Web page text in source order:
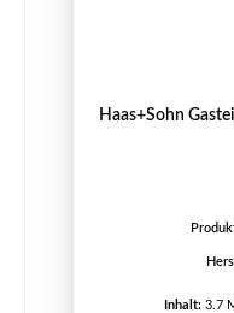
Haas+Sohn
Inhalt: 3.7